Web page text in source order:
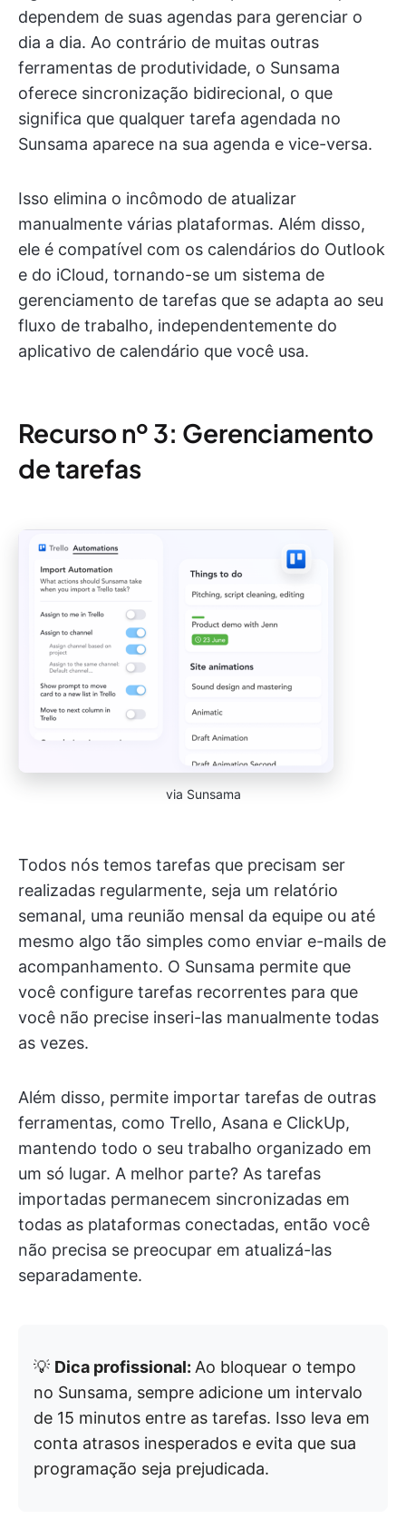
dependem de suas agendas para gerenciar o
dia a dia. Ao contrário de muitas outras
ferramentas de produtividade, o Sunsama
oferece sincronização bidirecional, o que
significa que qualquer tarefa agendada no
Sunsama aparece na sua agenda e vice-versa.
Isso elimina o incômodo de atualizar
manualmente várias plataformas. Além disso,
ele é compatível com os calendários do Outlook
e do iCloud, tornando-se um sistema de
gerenciamento de tarefas que se adapta ao seu
fluxo de trabalho, independentemente do
aplicativo de calendário que você usa.
Recurso nº 3: Gerenciamento
de tarefas
via Sunsama
Todos nós temos tarefas que precisam ser
realizadas regularmente, seja um relatório
semanal, uma reunião mensal da equipe ou até
mesmo algo tão simples como enviar e-mails de
acompanhamento. O Sunsama permite que
você configure tarefas recorrentes para que
você não precise inseri-las manualmente todas
as vezes.
Além disso, permite importar tarefas de outras
ferramentas, como Trello, Asana e ClickUp,
mantendo todo o seu trabalho organizado em
um só lugar. A melhor parte? As tarefas
importadas permanecem sincronizadas em
todas as plataformas conectadas, então você
não precisa se preocupar em atualizá-las
separadamente.
💡 Dica profissional: Ao bloquear o tempo
no Sunsama, sempre adicione um intervalo
de 15 minutos entre as tarefas. Isso leva em
conta atrasos inesperados e evita que sua
programação seja prejudicada.